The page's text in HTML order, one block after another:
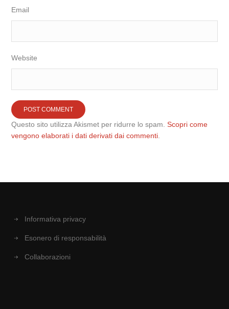
Email
Website
Questo sito utilizza Akismet per ridurre lo spam.Scopri come
vengono elaborati i dati derivati dai commenti
Informativa privacy
Esonero di responsabilità
Collaborazioni